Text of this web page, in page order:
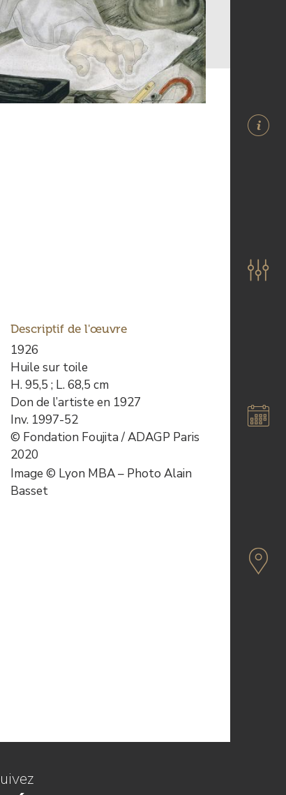
Descriptif de l'œuvre
Description
de
l’œuvre
1926
Huile sur toile
H. 95,5 ; L. 68,5 cm
Don de l’artiste en 1927
Inv. 1997-52
© Fondation Foujita / ADAGP Paris
2020
Image © Lyon MBA – Photo Alain
Basset